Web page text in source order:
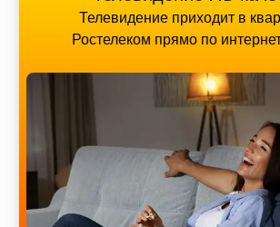
Телевидение приходит в
Ростелеком прямо по